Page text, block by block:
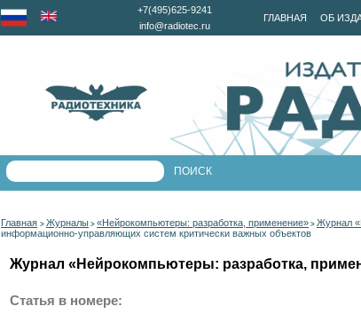
ГЛАВНАЯ ОБ
+7(495)625-9241
info@radiotec.ru
Главная > Журналы > «Нейрокомпьютеры: разработка, применение» > Журнал
информационно-управляющих систем критически важных объектов
Журнал «Нейрокомпьютеры: разработка,
Статья в номере: